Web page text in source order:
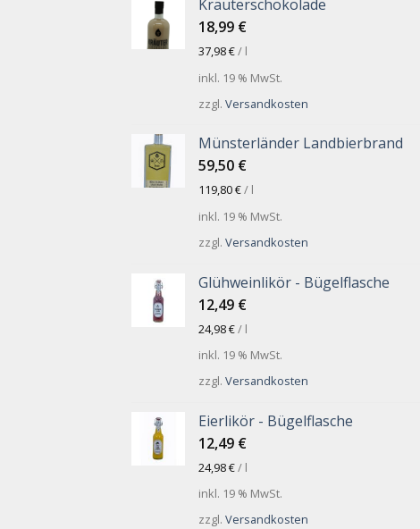
Kräuterschokolade
18,99 €
37,98€/ l
inkl. 19 % MwSt.
zzgl. Versandkosten
Münsterländer Landbierbrand
59,50 €
119,80€/ l
inkl. 19 % MwSt.
zzgl. Versandkosten
Glühweinlikör - Bügelflasche
12,49 €
24,98€/ l
inkl. 19 % MwSt.
zzgl. Versandkosten
Eierlikör - Bügelflasche
12,49 €
24,98€/ l
inkl. 19 % MwSt.
zzgl. Versandkosten